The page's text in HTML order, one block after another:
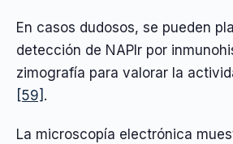
En casos dudosos, se pueden
detección de NAPlr por
zimografía para valorar la
[59] .
La microscopía electrónica